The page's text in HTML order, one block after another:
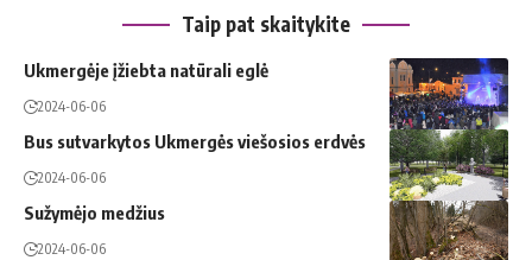
Taip pat skaitykite
Ukmergėje įžiebta natūrali eglė
2024-06-06
Bus sutvarkytos Ukmergės viešosios erdvės
2024-06-06
Sužymėjo medžius
2024-06-06